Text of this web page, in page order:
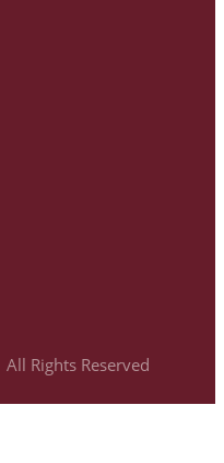
Rights Reserved